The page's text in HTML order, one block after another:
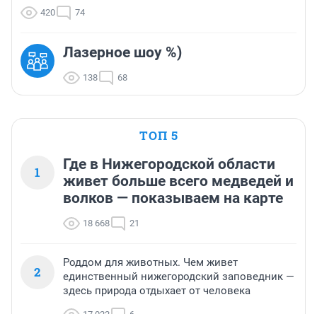
420 74
Лазерное шоу %)
138 68
ТОП 5
1
Где в Нижегородской области
живет больше всего медведей и
волков — показываем на карте
18 668 21
2
Роддом для животных. Чем живет
единственный нижегородский заповедник —
здесь природа отдыхает от человека